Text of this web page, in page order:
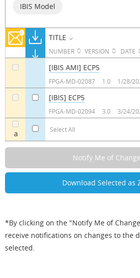
IBIS Model
TITLE
NUMBER VERSION DATE
a Select All
[IBIS AMI] ECP5
FPGA-MD-02087 1.0 1/28/
[IBIS] ECP5
FPGA-MD-02094 3.0 3/24/
*By clicking on the "Notify Me of
receive notifications on changes to the
selected.